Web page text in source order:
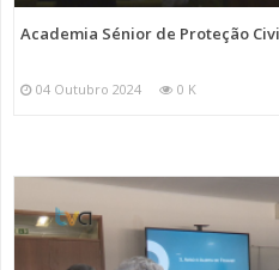
Academia Sénior de Proteção
04 Outubro 2024 0 K